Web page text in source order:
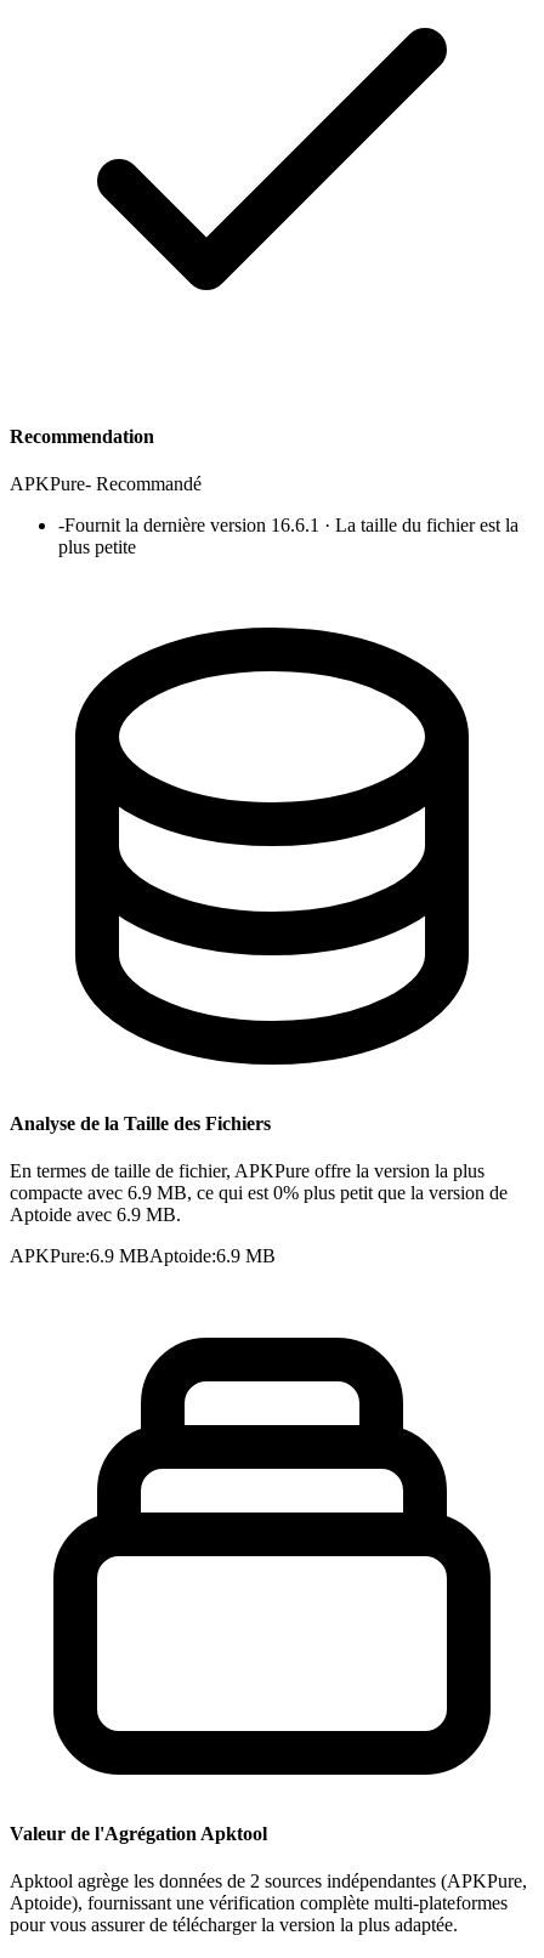
Recommendation
APKPure- Recommandé
-Fournit la dernière version 16.6.1 · La taille du fichier est la
plus petite
Analyse de la Taille des Fichiers
En termes de taille de fichier, APKPure offre la version la plus
compacte avec 6.9 MB, ce qui est 0% plus petit que la version de
Aptoide avec 6.9 MB.
APKPure:6.9 MBAptoide:6.9 MB
Valeur de l'Agrégation Apktool
Apktool agrège les données de 2 sources indépendantes (APKPure,
Aptoide), fournissant une vérification complète multi-plateformes
pour vous assurer de télécharger la version la plus adaptée.